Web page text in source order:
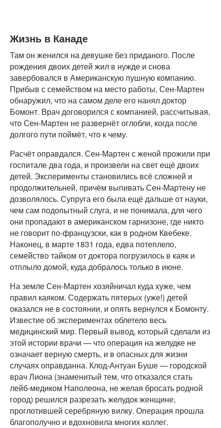
Жизнь в Канаде
Там он женился на девушке без приданого. После
рождения двоих детей жил в нужде и снова
завербовался в Американскую пушную компанию.
Прибыв с семейством на место работы, Сен-Мартен
обнаружил, что на самом деле его нанял доктор
Бомонт. Врач договорился с компанией, рассчитывая,
что Сен-Мартен не развернёт оглобли, когда после
долгого пути поймёт, что к чему.
Расчёт оправдался. Сен-Мартен с женой прожили при
госпитале два года, и произвели на свет ещё двоих
детей. Эксперименты становились всё сложней и
продолжительней, причём выпивать Сен-Мартену не
дозволялось. Супруга его была ещё дальше от науки,
чем сам подопытный слуга, и не понимала, для чего
они пропадают в американском гарнизоне, где никто
не говорит по-французски, как в родном Квебеке.
Наконец, в марте 1831 года, едва потеплело,
семейство тайком от доктора погрузилось в каяк и
отплыло домой, куда добралось только в июне.
На земле Сен-Мартен хозяйничал куда хуже, чем
правил каяком. Содержать пятерых (уже!) детей
оказался не в состоянии, и опять вернулся к Бомонту.
Известие об экспериментах облетело весь
медицинский мир. Первый вывод, который сделали из
этой истории врачи — что операция на желудке не
означает верную смерть, и в опасных для жизни
случаях оправданна. Клод-Антуан Буше — городской
врач Лиона (знаменитый тем, что отказался стать
лейб-медиком Наполеона, не желая бросать родной
город) решился разрезать желудок женщине,
проглотившей серебряную вилку. Операция прошла
благополучно и вдохновила многих коллег.